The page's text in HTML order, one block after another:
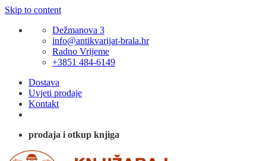
Skip to content
Dežmanova 3
info@antikvarijat-brala.hr
Radno Vrijeme
+3851 484-6149
Dostava
Uvjeti prodaje
Kontakt
prodaja i otkup knjiga